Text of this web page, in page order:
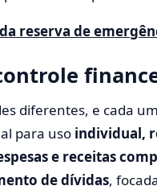
reserva de
diferentes, e cada
para uso individual,
e receitas
de dívidas,